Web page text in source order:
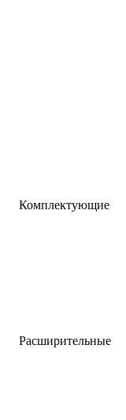
Комплектующие
Расширительные